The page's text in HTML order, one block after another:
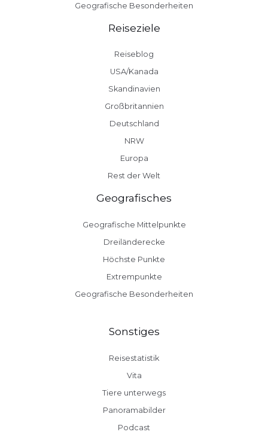
Geografische Besonderheiten
Reiseziele
Reiseblog
USA/Kanada
Skandinavien
Großbritannien
Deutschland
NRW
Europa
Rest der Welt
Geografisches
Geografische Mittelpunkte
Dreiländerecke
Höchste Punkte
Extrempunkte
Geografische Besonderheiten
Sonstiges
Reisestatistik
Vita
Tiere unterwegs
Panoramabilder
Podcast